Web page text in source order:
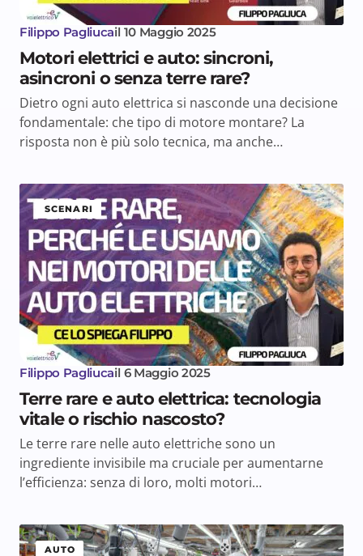
Filippo Pagliucail 10 Maggio 2025
Motori elettrici e auto: sincroni,
asincroni o senza terre rare?
Dietro ogni auto elettrica si nasconde una decisione
fondamentale: che tipo di motore montare? La
risposta non è più solo tecnica, ma anche…
SCENARI
Filippo Pagliucail 6 Maggio 2025
Terre rare e auto elettrica: tecnologia
vitale o rischio nascosto?
Le terre rare nelle auto elettriche sono un
ingrediente invisibile ma cruciale per aumentarne
l’efficienza: senza di loro, molti motori…
AUTO